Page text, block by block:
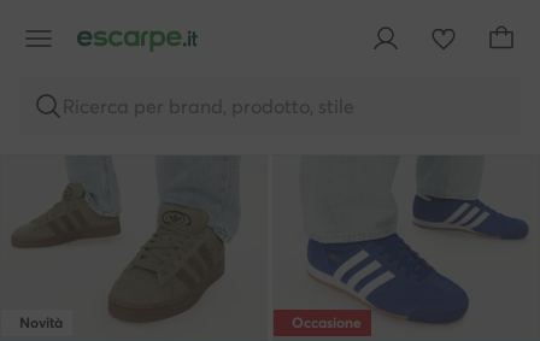
Ricerca per brand, prodotto, stile
Novità Occasione